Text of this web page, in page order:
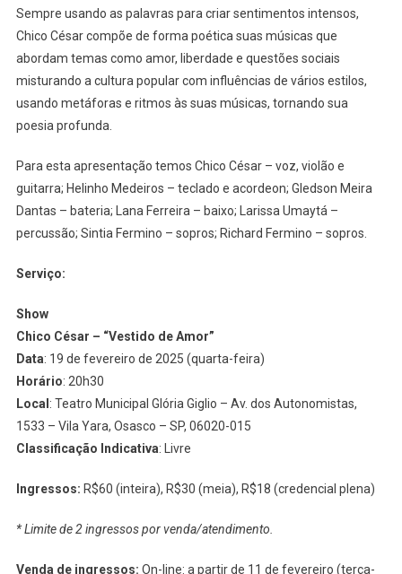
Sempre usando as palavras para criar sentimentos intensos,
Chico César compõe de forma poética suas músicas que
abordam temas como amor, liberdade e questões sociais
misturando a cultura popular com influências de vários estilos,
usando metáforas e ritmos às suas músicas, tornando sua
poesia profunda.
Para esta apresentação temos Chico César – voz, violão e
guitarra; Helinho Medeiros – teclado e acordeon; Gledson Meira
Dantas – bateria; Lana Ferreira – baixo; Larissa Umaytá –
percussão; Sintia Fermino – sopros; Richard Fermino – sopros.
Serviço:
Show
Chico César – “Vestido de Amor”
Data: 19 de fevereiro de 2025 (quarta-feira)
Horário: 20h30
Local : Teatro Municipal Glória Giglio – Av. dos Autonomistas,
1533 – Vila Yara, Osasco – SP, 06020-015
Classificação Indicativa: Livre
Ingressos: R$60 (inteira), R$30 (meia), R$18 (credencial plena)
* Limite de 2 ingressos por venda/atendimento.
Venda de ingressos: On-line: a partir de 11 de fevereiro (terça-